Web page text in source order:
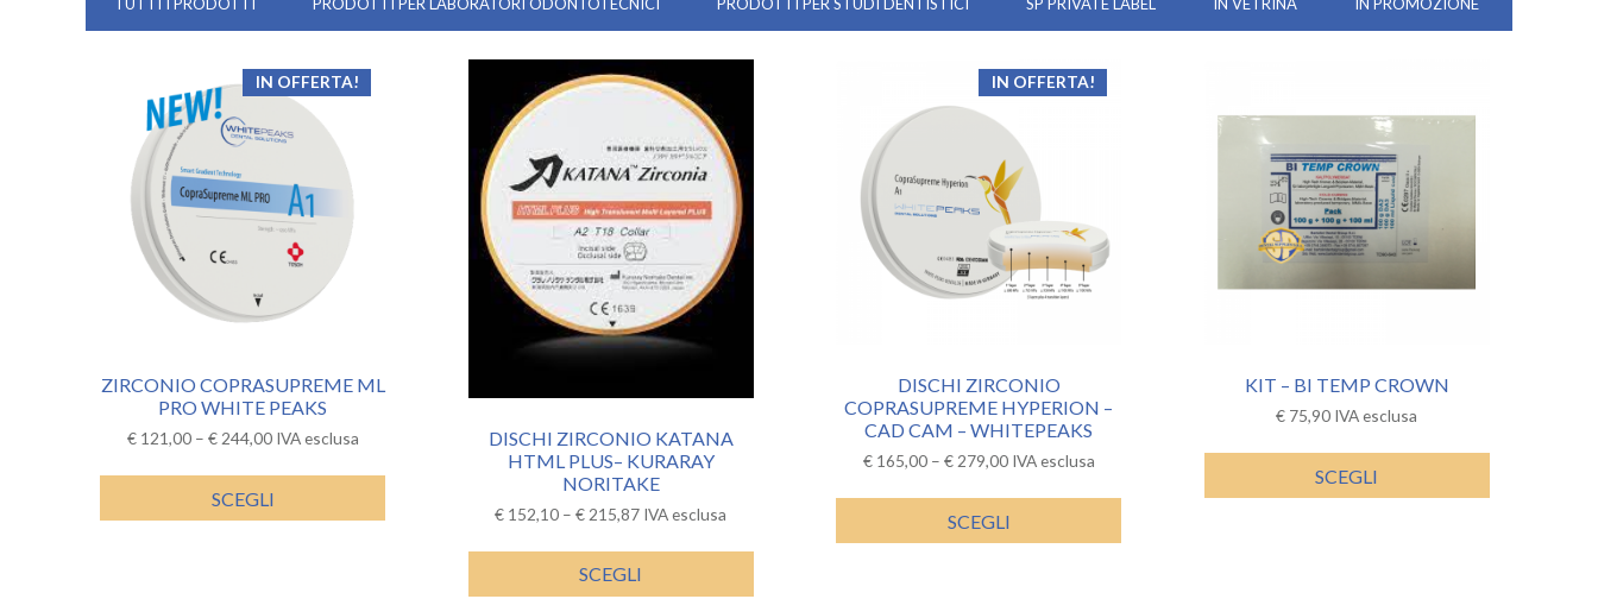
TUTTI I PRODOTTI PRODOTTI PER LABORATORI ODONTOTECNICI PRODOTTI PER STUDI DENTISTICI SP PRIVATE LABEL IN VETRINA IN PROMOZIONE
IN OFFERTA!
ZIRCONIO COPRASUPREME ML
PRO WHITE PEAKS
€121,00– €244,00 IVA esclusa
SCEGLI
DISCHI ZIRCONIO KATANA
HTML PLUS– KURARAY
NORITAKE
€ 152,10 –€ 215,87 IVA esclusa
SCEGLI
IN OFFERTA!
DISCHI ZIRCONIO
COPRASUPREME HYPERION –
CAD CAM – WHITEPEAKS
€165,00– €279,00 IVA esclusa
SCEGLI
KIT – BI TEMP CROWN
€ 75,90 IVA esclusa
SCEGLI